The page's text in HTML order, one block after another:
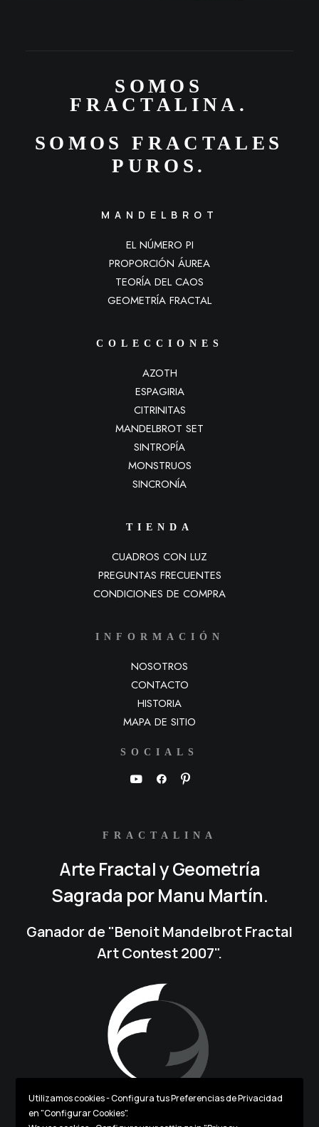
S OM O S
F RA C TAL INA .
SOMOS
FRACTALES
PUROS.
MANDELBROT
EL NÚMERO PI
PROPORCIÓN ÁUREA
TEORÍA DEL CAOS
GEOMETRÍA FRACTAL
COLECCIONES
AZOTH
ESPAGIRIA
CITRINITAS
MANDELBROT SET
SINTROPÍA
MONSTRUOS
SINCRONÍA
TIENDA
CUADROS CON LUZ
PREGUNTAS FRECUENTES
CONDICIONES DE COMPRA
INFORMACIÓN
NOSOTROS
CONTACTO
HISTORIA
MAPA DE SITIO
SOCIALS
FRACTALINA
Arte Fractal y Geometría
Sagrada por Manu Martín.
Ganador de "Benoit Mandelbrot Fractal
Art Contest 2007".
Utilizamos cookies - Configura tus Preferencias de Privacidad
en "Configurar Cookies".